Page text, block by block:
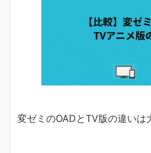
変ゼミのOADとTV版の違いは